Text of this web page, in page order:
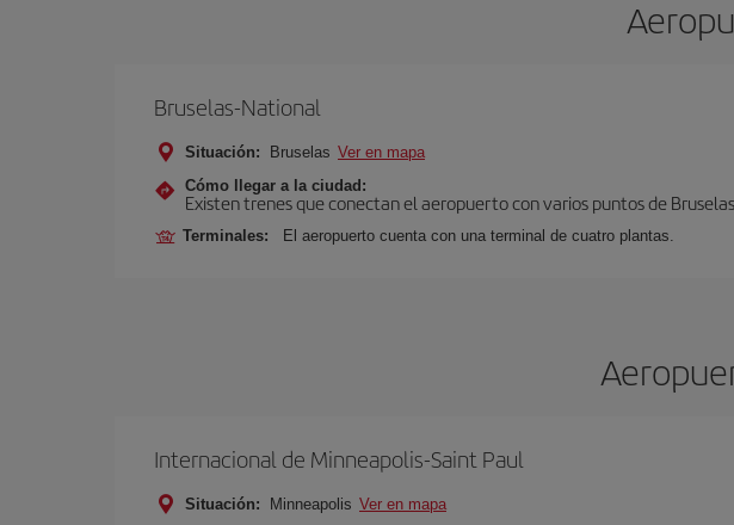
Bruselas-National
Situación: Bruselas Ver en mapa
Cómo llegar a la ciudad:
Existen trenes que conectan el aeropuerto con varios puntos de
Terminales: El aeropuerto cuenta con una terminal de cuatro plantas.
Internacional de Minneapolis-Saint Paul
Situación: Minneapolis Ver en mapa